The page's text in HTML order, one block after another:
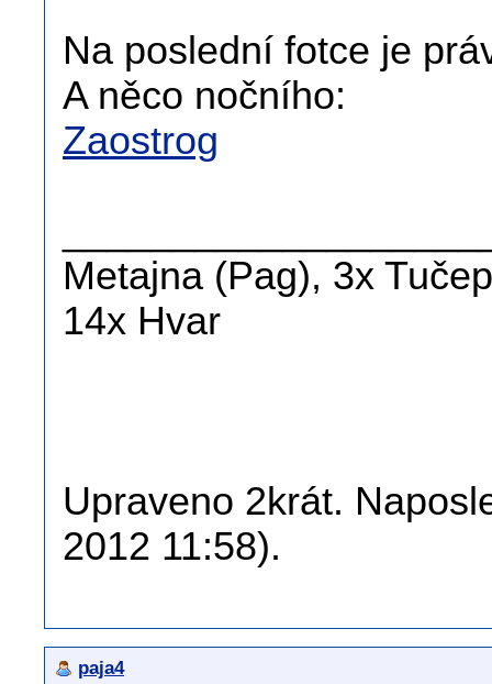
Na poslední fotce je
A něco nočního:
Zaostrog
Metajna (Pag), 3x
14x Hvar
Upraveno 2krát.
2012 11:58).
paja4